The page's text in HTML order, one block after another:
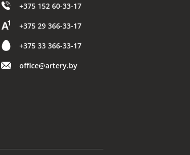
+375 152 60-33-17
+375 29 366-33-17
+375 33 366-33-17
office@artery.by